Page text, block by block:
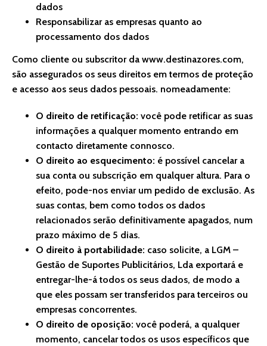
dados
Responsabilizar as empresas quanto ao
processamento dos dados
Como cliente ou subscritor da www.destinazores.com,
são assegurados os seus direitos em termos de proteção
e acesso aos seus dados pessoais. nomeadamente:
O direito de retificação: você pode retificar as suas
informações a qualquer momento entrando em
contacto diretamente connosco.
O direito ao esquecimento: é possível cancelar a
sua conta ou subscrição em qualquer altura. Para o
efeito, pode-nos enviar um pedido de exclusão. As
suas contas, bem como todos os dados
relacionados serão definitivamente apagados, num
prazo máximo de 5 dias.
O direito à portabilidade: caso solicite, a LGM –
Gestão de Suportes Publicitários, Lda exportará e
entregar-lhe-á todos os seus dados, de modo a
que eles possam ser transferidos para terceiros ou
empresas concorrentes.
O direito de oposição: você poderá, a qualquer
momento, cancelar todos os usos específicos que